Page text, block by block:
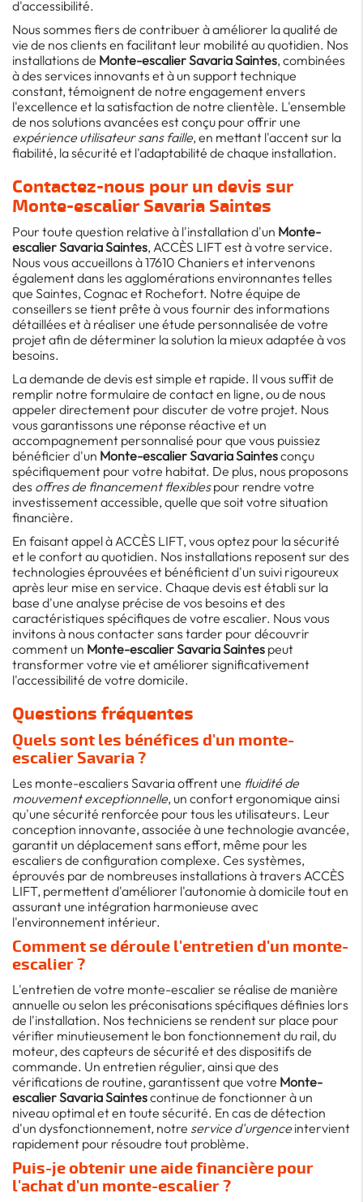
d'accessibilité.
Nous sommes fiers de contribuer à améliorer la qualité de
vie de nos clients en facilitant leur mobilité au quotidien. Nos
installations de Monte-escalier Savaria Saintes, combinées
à des services innovants et à un support technique
constant, témoignent de notre engagement envers
l'excellence et la satisfaction de notre clientèle. L'ensemble
de nos solutions avancées est conçu pour offrir une
expérience utilisateur sans faille, en mettant l'accent sur la
fiabilité, la sécurité et l'adaptabilité de chaque installation.
Contactez-nous pour un devis sur
Monte-escalier Savaria Saintes
Pour toute question relative à l'installation d'un Monte-
escalier Savaria Saintes, ACCÈS LIFT est à votre service.
Nous vous accueillons à 17610 Chaniers et intervenons
également dans les agglomérations environnantes telles
que Saintes, Cognac et Rochefort. Notre équipe de
conseillers se tient prête à vous fournir des informations
détaillées et à réaliser une étude personnalisée de votre
projet afin de déterminer la solution la mieux adaptée à vos
besoins.
La demande de devis est simple et rapide. Il vous suffit de
remplir notre formulaire de contact en ligne, ou de nous
appeler directement pour discuter de votre projet. Nous
vous garantissons une réponse réactive et un
accompagnement personnalisé pour que vous puissiez
bénéficier d'un Monte-escalier Savaria Saintesconçu
spécifiquement pour votre habitat. De plus, nous proposons
des offres de financement flexiblespour rendre votre
investissement accessible, quelle que soit votre situation
financière.
En faisant appel à ACCÈS LIFT, vous optez pour la sécurité
et le confort au quotidien. Nos installations reposent sur des
technologies éprouvées et bénéficient d'un suivi rigoureux
après leur mise en service. Chaque devis est établi sur la
base d'une analyse précise de vos besoins et des
caractéristiques spécifiques de votre escalier. Nous vous
invitons à nous contacter sans tarder pour découvrir
comment un Monte-escalier Savaria Saintes peut
transformer votre vie et améliorer significativement
l'accessibilité de votre domicile.
Questions fréquentes
Quels sont les bénéfices d'un monte-
escalier Savaria ?
Les monte-escaliers Savaria offrent une fluidité de
mouvement exceptionnelle, un confort ergonomique ainsi
qu'une sécurité renforcée pour tous les utilisateurs. Leur
conception innovante, associée à une technologie avancée,
garantit un déplacement sans effort, même pour les
escaliers de configuration complexe. Ces systèmes,
éprouvés par de nombreuses installations à travers ACCÈS
LIFT, permettent d'améliorer l'autonomie à domicile tout en
assurant une intégration harmonieuse avec
l'environnement intérieur.
Comment se déroule l'entretien d'un monte-
escalier ?
L'entretien de votre monte-escalier se réalise de manière
annuelle ou selon les préconisations spécifiques définies lors
de l'installation. Nos techniciens se rendent sur place pour
vérifier minutieusement le bon fonctionnement du rail, du
moteur, des capteurs de sécurité et des dispositifs de
commande. Un entretien régulier, ainsi que des
vérifications de routine, garantissent que votre Monte-
escalier Savaria Saintescontinue de fonctionner à un
niveau optimal et en toute sécurité. En cas de détection
d'un dysfonctionnement, notre service d'urgenceintervient
rapidement pour résoudre tout problème.
Puis-je obtenir une aide financière pour
l'achat d'un monte-escalier ?